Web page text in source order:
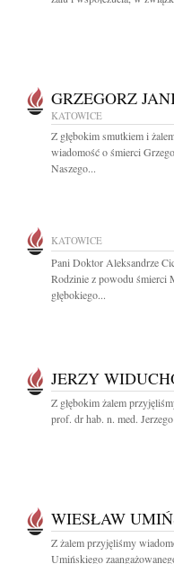
GRZEGORZ
KATOWICE
Z głębokim smutkiem i
wiadomość o śmierci
Naszego...
KATOWICE
Pani Doktor Aleksandrze
Rodzinie z powodu śmierci
głębokiego...
JERZY
Z głębokim żalem
prof. dr hab. n. med.
WIESŁAW
Z żalem przyjęliśmy
Umińskiego